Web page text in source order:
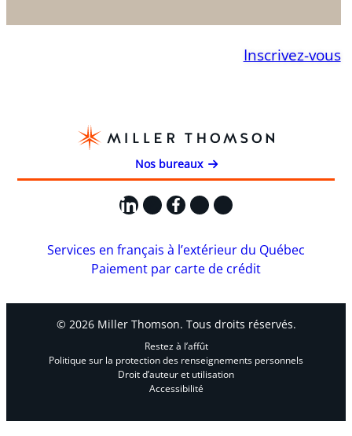
Inscrivez-vous
Nos bureaux
LinkedIn
X Facebook
Instagram
YouTube
Services en français à l’extérieur du Québec
Paiement par carte de crédit
© 2026 Miller Thomson. Tous droits réservés.
Restez à l’affût
Politique sur la protection des renseignements personnels
Droit d’auteur et utilisation
Accessibilité